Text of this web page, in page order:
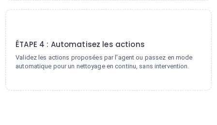
ÉTAPE 4 : Automatisez les actions
Validez les actions proposées par l'agent ou passez en mode
automatique pour un nettoyage en continu, sans intervention.